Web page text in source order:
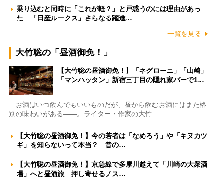
乗り込むと同時に「これが軽？」と戸惑うのには理由があっ
た 「日産ルークス」さらなる躍進…
一覧を見る
大竹聡の「昼酒御免！」
【大竹聡の昼酒御免！】「ネグローニ」「山崎」
「マンハッタン」新宿三丁目の隠れ家バーで1…
お酒はいつ飲んでもいいものだが、昼から飲むお酒にはまた格
別の味わいがある――。ライター・作家の大竹…
【大竹聡の昼酒御免！】今の若者は「なめろう」や「キヌカツ
ギ」を知らないって本当？ 昔の…
【大竹聡の昼酒御免！】京急線で多摩川越えて「川崎の大衆酒
場」へと昼酒旅 押し寄せるノス…